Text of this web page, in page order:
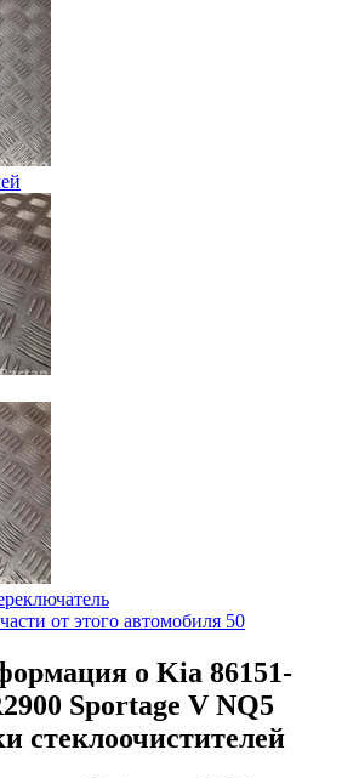
от этого автомобиля 50
о Kia 86151-
Sportage V NQ5
стеклоочистителей